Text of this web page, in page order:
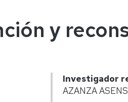
y
Investigador
AZANZA